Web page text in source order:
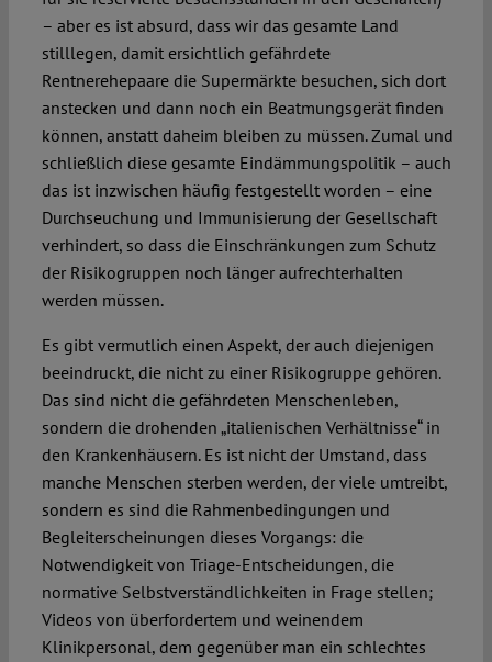
– aber es ist absurd, dass wir das gesamte Land
stilllegen, damit ersichtlich gefährdete
Rentnerehepaare die Supermärkte besuchen, sich dort
anstecken und dann noch ein Beatmungsgerät finden
können, anstatt daheim bleiben zu müssen. Zumal und
schließlich diese gesamte Eindämmungspolitik – auch
das ist inzwischen häufig festgestellt worden – eine
Durchseuchung und Immunisierung der Gesellschaft
verhindert, so dass die Einschränkungen zum Schutz
der Risikogruppen noch länger aufrechterhalten
werden müssen.
Es gibt vermutlich einen Aspekt, der auch diejenigen
beeindruckt, die nicht zu einer Risikogruppe gehören.
Das sind nicht die gefährdeten Menschenleben,
sondern die drohenden „italienischen Verhältnisse“ in
den Krankenhäusern. Es ist nicht der Umstand, dass
manche Menschen sterben werden, der viele umtreibt,
sondern es sind die Rahmenbedingungen und
Begleiterscheinungen dieses Vorgangs: die
Notwendigkeit von Triage-Entscheidungen, die
normative Selbstverständlichkeiten in Frage stellen;
Videos von überfordertem und weinendem
Klinikpersonal, dem gegenüber man ein schlechtes